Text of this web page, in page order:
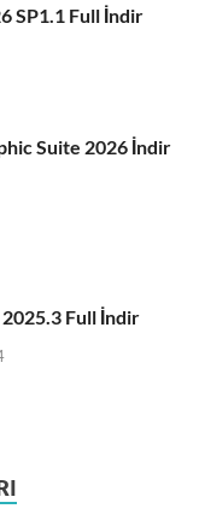
SP1.1 Full İndir
Suite 2026 İndir
Full İndir